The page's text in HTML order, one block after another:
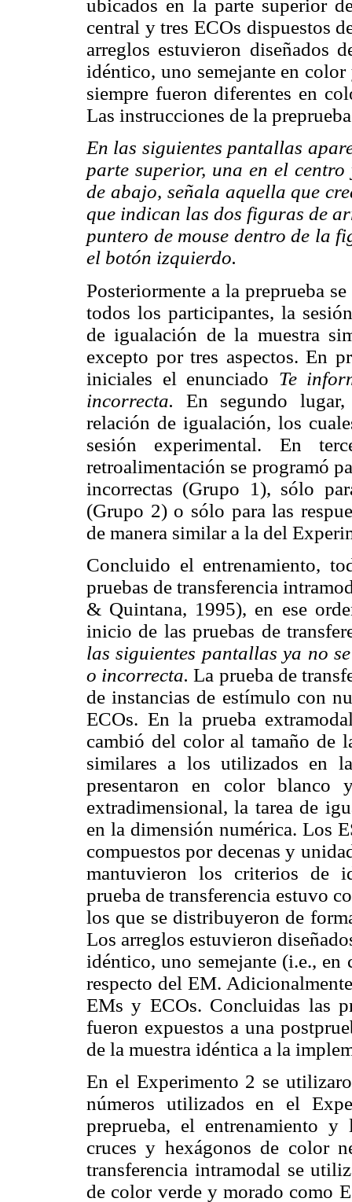
ubicados en la parte superior
central y tres ECOs dispuestos
arreglos estuvieron diseñados
idéntico, uno semejante en
siempre fueron diferentes en
Las instrucciones de la
En las siguientes pantallas
parte superior, una en el
de abajo, señala aquella que
que indican las dos figuras de
puntero de mouse dentro de la
el botón izquierdo.
Posteriormente a la preprueba
todos los participantes, la
de igualación de la muestra
excepto por tres aspectos. En
iniciales el enunciado Te
incorrecta. En segundo
relación de igualación, los
sesión experimental. En
retroalimentación se programó
incorrectas (Grupo 1), sólo
(Grupo 2) o sólo para las
de manera similar a la del
Concluido el entrenamiento,
pruebas de transferencia
& Quintana, 1995), en ese
inicio de las pruebas de
las siguientes pantallas ya no
o incorrecta.La prueba de
de instancias de estímulo con
ECOs. En la prueba
cambió del color al tamaño de
similares a los utilizados en
presentaron en color blanco
extradimensional, la tarea de
en la dimensión numérica. Los
compuestos por decenas y
mantuvieron los criterios de
prueba de transferencia estuvo
los que se distribuyeron de
Los arreglos estuvieron
idéntico, uno semejante (i.e.,
respecto del EM.
EMs y ECOs. Concluidas las
fueron expuestos a una
de la muestra idéntica a la
En el Experimento 2 se
números utilizados en el
preprueba, el entrenamiento y
cruces y hexágonos de color
transferencia intramodal se
de color verde y morado como